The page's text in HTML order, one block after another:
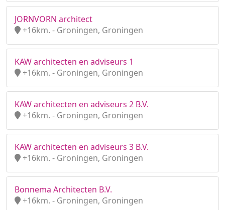
JORNVORN architect
+16km. - Groningen, Groningen
KAW architecten en adviseurs 1
+16km. - Groningen, Groningen
KAW architecten en adviseurs 2 B.V.
+16km. - Groningen, Groningen
KAW architecten en adviseurs 3 B.V.
+16km. - Groningen, Groningen
Bonnema Architecten B.V.
+16km. - Groningen, Groningen